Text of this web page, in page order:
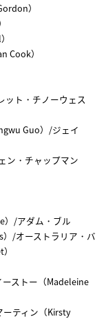
）
Cook）
ト・チノーウェス
Guo）/ジェイ
ン・チャップマン
）/アダム・ブル
/オーストラリア・バ
ストー（Madeleine
ーティン（Kirsty